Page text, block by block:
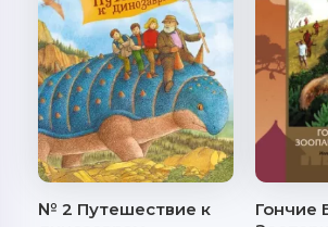
№ 2 Путешествие к
Гончие